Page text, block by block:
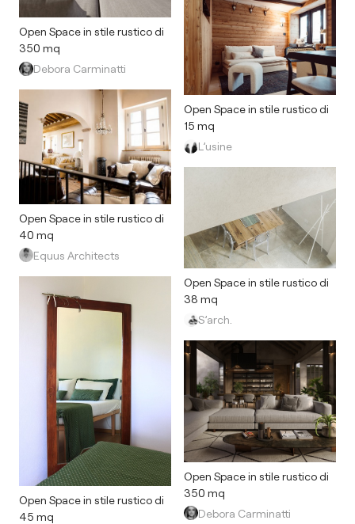
Open Space in stile rustico di
350 mq
Debora Carminatti
Open Space in stile rustico di
40 mq
Equus Architects
Open Space in stile rustico di
45 mq
Open Space in stile rustico di
15 mq
L’usine
Open Space in stile rustico di
38 mq
S’arch.
Open Space in stile rustico di
350 mq
Debora Carminatti